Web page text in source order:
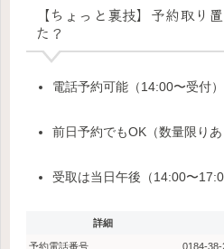
【ちょっと裏技】予約取り
た？
電話予約可能（14:00〜受付）
前日予約でもOK（数量限りあ
受取は当日午後（14:00〜
詳細
予約電話番号 0184-38-